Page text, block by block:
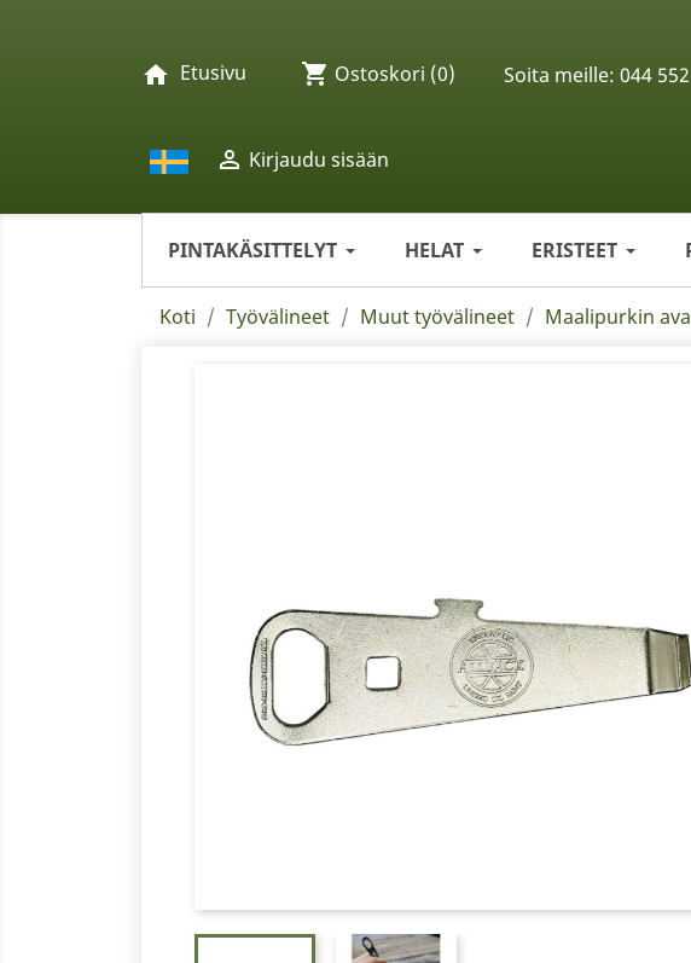
home Etusivu
 Kirjaudu sisään
shopping_cart Ostoskori (0)
PINTAKÄSITTELYT HELAT ERISTEET
Soita meille: 044
Koti Työvälineet Muut työvälineet Maalipurkin